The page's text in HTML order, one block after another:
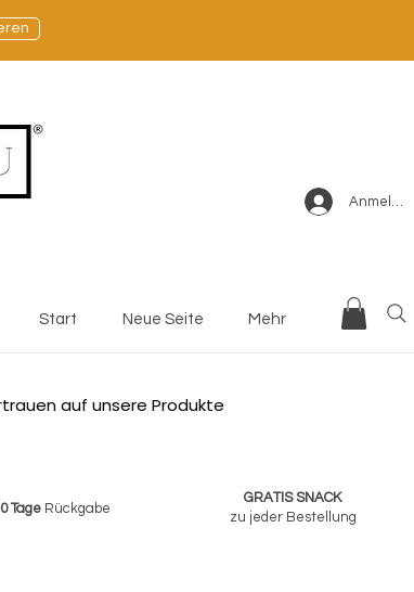
Anmelden
Start Neue Seite Mehr
auf unsere Produkte
Tage Rückgabe
GRATIS SNACK
zu jeder Bestellung